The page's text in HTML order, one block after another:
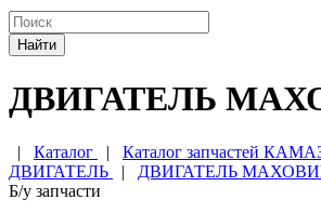
Найти
ДВИГАТЕЛЬ
| Каталог | Каталог запчастей
ДВИГАТЕЛЬ
| ДВИГАТЕЛЬ
Б/у запчасти